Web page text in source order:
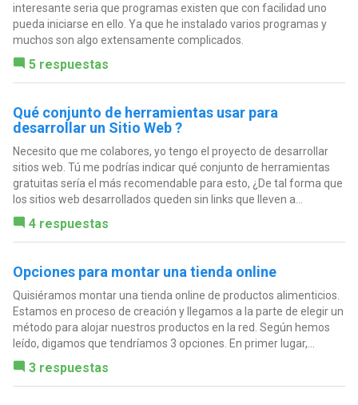
interesante seria que programas existen que con facilidad uno
pueda iniciarse en ello. Ya que he instalado varios programas y
muchos son algo extensamente complicados.
5 respuestas
Qué conjunto de herramientas usar para
desarrollar un Sitio Web ?
Necesito que me colabores, yo tengo el proyecto de desarrollar
sitios web. Tú me podrías indicar qué conjunto de herramientas
gratuitas sería el más recomendable para esto, ¿De tal forma que
los sitios web desarrollados queden sin links que lleven a...
4 respuestas
Opciones para montar una tienda online
Quisiéramos montar una tienda online de productos alimenticios.
Estamos en proceso de creación y llegamos a la parte de elegir un
método para alojar nuestros productos en la red. Según hemos
leído, digamos que tendríamos 3 opciones. En primer lugar,...
3 respuestas